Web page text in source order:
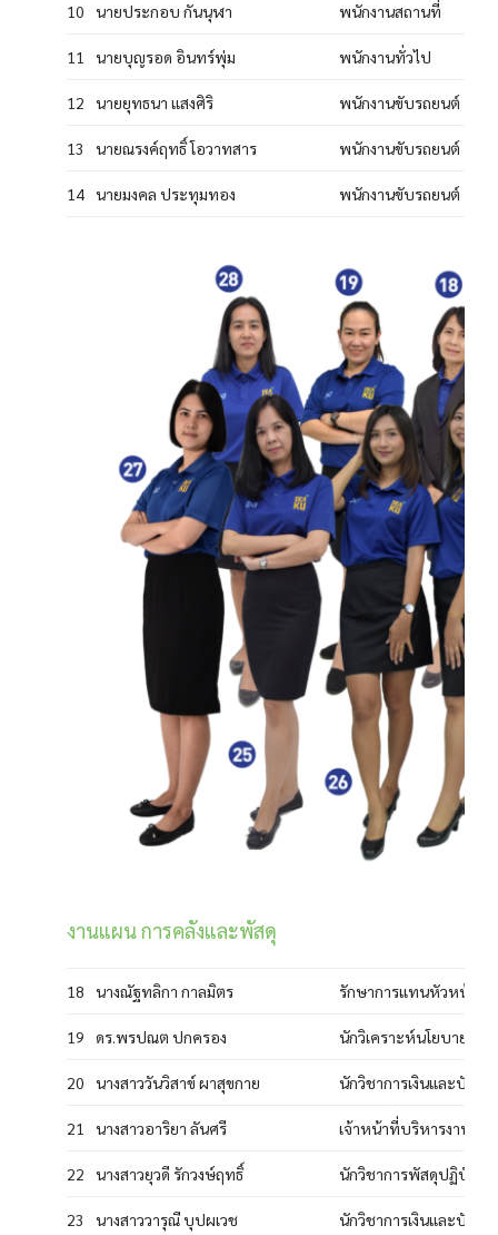
10 นายประกอบ กันนุฬา พนักงานสถานที่
11 นายบุญรอด อินทร์พุ่ม พนักงานทั่วไป
12 นายยุทธนา แสงศิริ พนักงานขับรถยนต์
13 นายณรงค์ฤทธิ์ โอวาทสาร พนักงานขับรถยนต์
14 นายมงคล ประทุมทอง พนักงานขับรถยนต์
งานแผน การคลังและพัสดุ
18 นางณัฐทลิกา กาลมิตร รักษาการแทนหัวหน้าง
19 ดร.พรปณต ปกครอง นักวิเคราะห์นโยบายแล
20 นางสาววันวิสาข์ ผาสุขกาย นักวิชาการเงินและบัญชี
21 นางสาวอาริยา ลันศรี เจ้าหน้าที่บริหารงานทั่ว
22 นางสาวยุวดี รักวงษ์ฤทธิ์ นักวิชาการพัสดุปฏิบัติกา
23 นางสาววารุณี บุปผเวช นักวิชาการเงินและบัญชี